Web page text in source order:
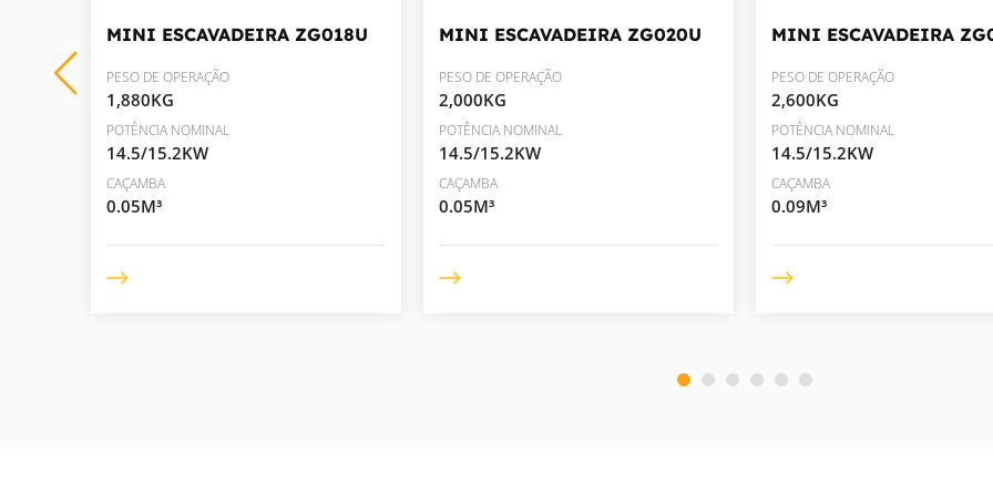
MINI ESCAVADEIRA ZG018U
PESO DE OPERAÇÃO
1,880KG
POTÊNCIA NOMINAL
14.5/15.2KW
CAÇAMBA
0.05M³
MINI ESCAVADEIRA ZG020U
PESO DE OPERAÇÃO
2,000KG
POTÊNCIA NOMINAL
14.5/15.2KW
CAÇAMBA
0.05M³
MINI ESCAVADEIRA
PESO DE OPERAÇÃO
2,600KG
POTÊNCIA NOMINAL
14.5/15.2KW
CAÇAMBA
0.09M³